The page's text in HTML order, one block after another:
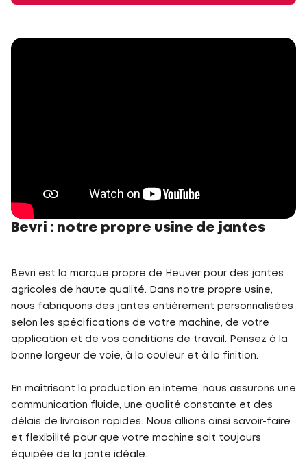
Bevri : notre propre usine de jantes
Bevri est la marque propre de Heuver pour des jantes
agricoles de haute qualité. Dans notre propre usine,
nous fabriquons des jantes entièrement personnalisées
selon les spécifications de votre machine, de votre
application et de vos conditions de travail. Pensez à la
bonne largeur de voie, à la couleur et à la finition.
En maîtrisant la production en interne, nous assurons une
communication fluide, une qualité constante et des
délais de livraison rapides. Nous allions ainsi savoir-faire
et flexibilité pour que votre machine soit toujours
équipée de la jante idéale.